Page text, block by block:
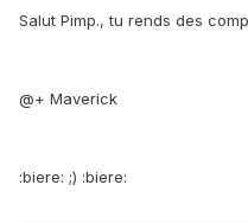
Salut Pimp., tu rends des
@+ Maverick
:biere: ;) :biere: